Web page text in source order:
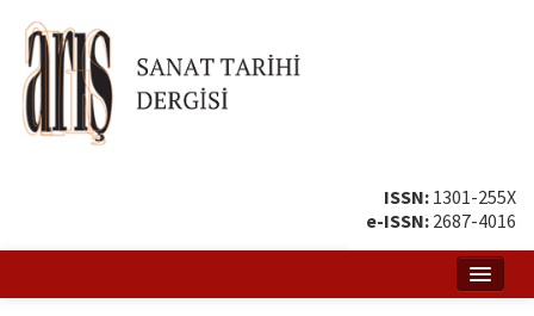
ISSN: 1301-255X
e-ISSN: 2687-4016